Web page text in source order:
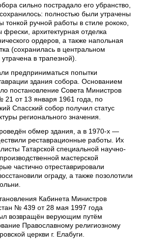
сильно пострадало его убранство,
полностью были утрачены
тонкой ручной работы в стиле рококо,
фрески, архитектурная отделка
ордеров, а также напольная
(сохранилась в центральном
в трапезной).
предприниматься попытки
здания собора. Основанием
постановление Совета Министров
от 13 января 1961 года, по
Спасский собор получил статус
регионального значения.
обмер здания, а в 1970-х —
реставрационные работы. Их
Татарской специальной научно-
мастерской
частично отреставрировали
ограду, а также позолотили
Кабинета Министров
№ 439 от 28 мая 1997 года
возвращён верующим путём
Православному религиозному
церкви г. Елабуги.